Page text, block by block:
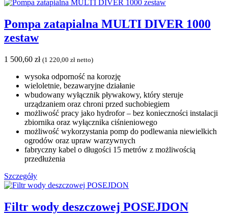
Pompa zatapialna MULTI DIVER 1000
zestaw
1 500,60 zł (1 220,00 zł netto)
wysoka odporność na korozję
wieloletnie, bezawaryjne działanie
wbudowany wyłącznik pływakowy, który steruje
urządzaniem oraz chroni przed suchobiegiem
możliwość pracy jako hydrofor – bez konieczności instalacji
zbiornika oraz wyłącznika ciśnieniowego
możliwość wykorzystania pomp do podlewania niewielkich
ogrodów oraz upraw warzywnych
fabryczny kabel o długości 15 metrów z możliwością
przedłużenia
Szczegóły
Filtr wody deszczowej POSEJDON